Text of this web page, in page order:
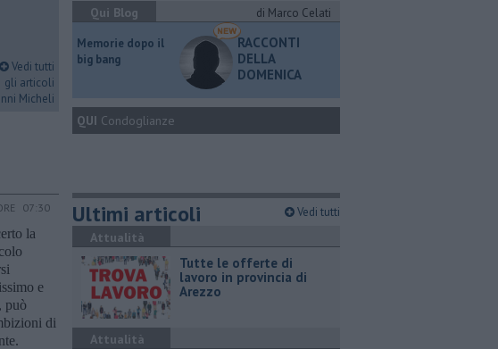
Vedi tutti
gli articoli
Micheli
07:30
la
e
può
di
Qui Blog
di Marco Celati
Memorie dopo il
big bang
RACCONTI
DELLA
DOMENICA
QUI Condoglianze
Ultimi articoli Vedi tutti
Attualità
​Tutte le offerte di
lavoro in provincia di
Arezzo
Attualità